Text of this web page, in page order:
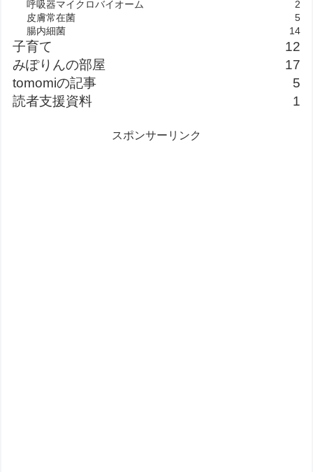
呼吸器マイクロバイオーム
2
皮膚常在菌
5
腸内細菌
14
子育て
12
みぽりんの部屋
17
tomomiの記事
5
読者支援資料
1
スポンサーリンク